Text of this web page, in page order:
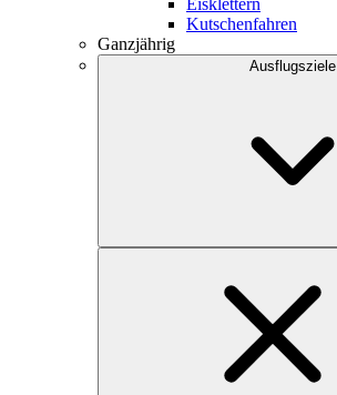
Eisklettern
Kutschenfahren
Ganzjährig
Ausflugsziele